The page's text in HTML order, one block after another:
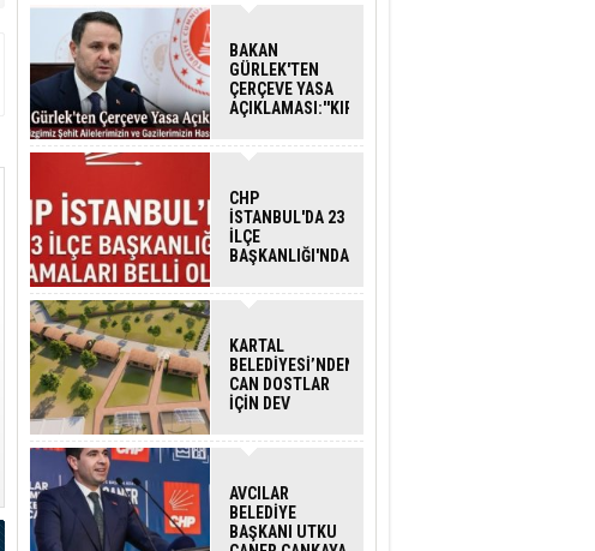
BAKAN
GÜRLEK'TEN
ÇERÇEVE YASA
AÇIKLAMASI:''KIRMIZI
AİLELERİ VE
CHP
İSTANBUL'DA 23
İLÇE
BAŞKANLIĞI'NDA
GERÇEKLEŞTİ
KARTAL
BELEDİYESİ’NDEN
CAN DOSTLAR
İÇİN DEV
AVCILAR
BELEDİYE
BAŞKANI UTKU